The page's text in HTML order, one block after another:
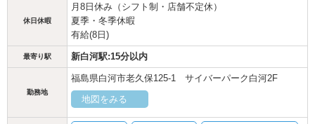
休日休暇
月8日休み（シフト制・店舗不定休）
夏季・冬季休暇
有給(8日)
最寄り駅 新白河駅:15分以内
勤務地
福島県白河市老久保125-1 サイバーパーク白河2F
地図をみる